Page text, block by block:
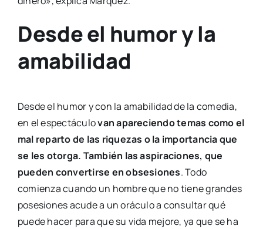
Desde el humor y la
amabilidad
Des­de el humor y con la ama­bi­li­dad de la come­dia,
en el espec­tácu­lovan apa­re­cien­do temas como el
mal repar­to de las rique­zas o la impor­tan­cia que
se les otor­ga. Tam­bién las aspi­ra­cio­nes, que
pue­den con­ver­tir­se en obse­sio­nes. Todo
comien­za cuan­do un hom­bre que no tie­ne gran­des
pose­sio­nes acu­de a un orácu­lo a con­sul­tar qué
pue­de hacer para que su vida mejo­re, ya que se ha